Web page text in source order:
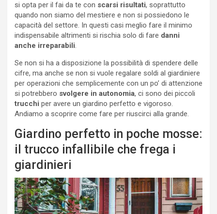
si opta per il fai da te con scarsi risultati, soprattutto
quando non siamo del mestiere e non si possiedono le
capacità del settore. In questi casi meglio fare il minimo
indispensabile altrimenti si rischia solo di fare danni
anche irreparabili.
Se non si ha a disposizione la possibilità di spendere delle
cifre, ma anche se non si vuole regalare soldi al giardiniere
per operazioni che semplicemente con un po’ di attenzione
si potrebbero svolgere in autonomia, ci sono dei piccoli
trucchi per avere un giardino perfetto e vigoroso.
Andiamo a scoprire come fare per riuscirci alla grande.
Giardino perfetto in poche mosse:
il trucco infallibile che frega i
giardinieri